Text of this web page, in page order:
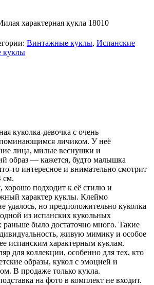
характерная кукла 18010
Винтажные куклы, Испанские
куклы
куколка-девочка с очень
личиком. У неё
лица, милые веснушки и
образ — кажется, будто малышка
то интересное и внимательно смотрит
см.
хорошо подходит к её стилю и
характер куклы. Клеймо
удалось, но предположительно куколка
из испанских кукольных
раньше было достаточно много. Такие
живую мимику и особое
испанским характерным куклам.
для коллекции, особенно для тех, кто
образы, кукол с эмоцией и
В продаже только кукла.
на фото в комплект не входит.